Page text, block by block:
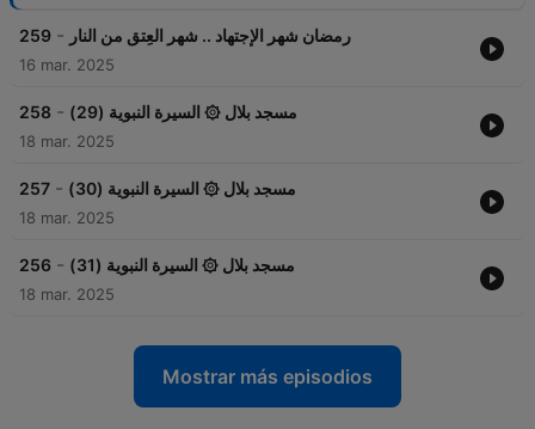
259 - رمضان شهر الإجتهاد .. شهر العِتق من النار
16 mar. 2025
258 - مسجد بلال ۞ السيرة النبوية (29)
18 mar. 2025
257 - مسجد بلال ۞ السيرة النبوية (30)
18 mar. 2025
256 - مسجد بلال ۞ السيرة النبوية (31)
18 mar. 2025
Mostrar más episodios